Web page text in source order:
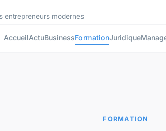
entrepreneurs modernes
AccueilActuBusinessFormationJuridique
FORMATION